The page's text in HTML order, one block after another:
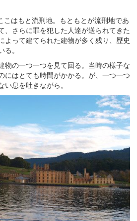
はもと流刑地。もともとが流刑地であ
、さらに罪を犯した人達が送られてきた
よって建てられた建物が多く残り、歴史
る。
の一つ一つを見て回る。当時の様子な
にはとても時間がかかる。が、一つ一つ
い息を吐きながら。